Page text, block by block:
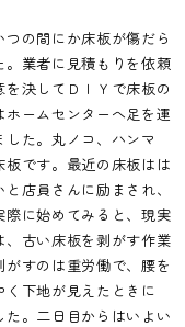
の間にか床板が傷だら
。業者に見積もりを依頼
決してＤＩＹで床板の
ームセンターへ足を運
た。丸ノコ、ハンマ
です。最近の床板はは
店員さんに励まされ、
に始めてみると、現実
、古い床板を剥がす作業
すのは重労働で、腰を
下地が見えたときに
。二日目からはいよい